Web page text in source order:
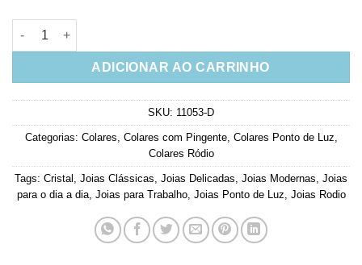
Gargantilha Ponto De Luz Zirconia Branca quantidade
ADICIONAR AO CARRINHO
SKU: 11053-D
Categorias: Colares Colares com Pingente, Colares Ponto de Luz
Colares Ródio
Tags: Cristal Joias Clássicas Joias Delicadas Joias Modernas Joias
para o dia a dia, Joias para Trabalho, Joias Ponto de Luz Joias Rodio